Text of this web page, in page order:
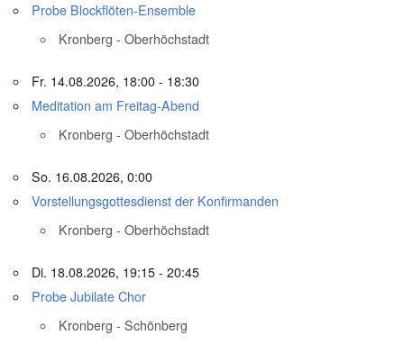
Probe Blockflöten-Ensemble
Kronberg - Oberhöchstadt
Fr. 14.08.2026, 18:00 - 18:30
Meditation am Freitag-Abend
Kronberg - Oberhöchstadt
So. 16.08.2026, 0:00
Vorstellungsgottesdienst der Konfirmanden
Kronberg - Oberhöchstadt
Di. 18.08.2026, 19:15 - 20:45
Probe Jubilate Chor
Kronberg - Schönberg